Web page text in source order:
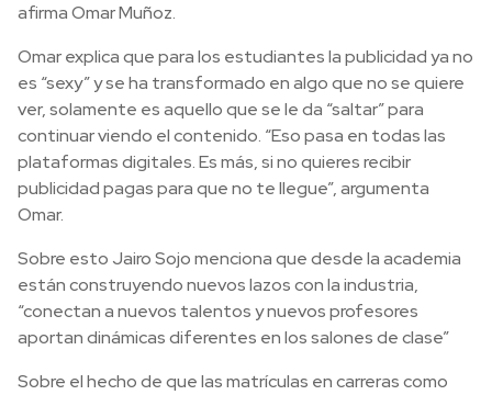
afirma Omar Muñoz.
Omar explica que para los estudiantes la publicidad ya no
es “sexy” y se ha transformado en algo que no se quiere
ver, solamente es aquello que se le da “saltar” para
continuar viendo el contenido. “Eso pasa en todas las
plataformas digitales. Es más, si no quieres recibir
publicidad pagas para que no te llegue”, argumenta
Omar.
Sobre esto Jairo Sojo menciona que desde la academia
están construyendo nuevos lazos con la industria,
“conectan a nuevos talentos y nuevos profesores
aportan dinámicas diferentes en los salones de clase”
Sobre el hecho de que las matrículas en carreras como